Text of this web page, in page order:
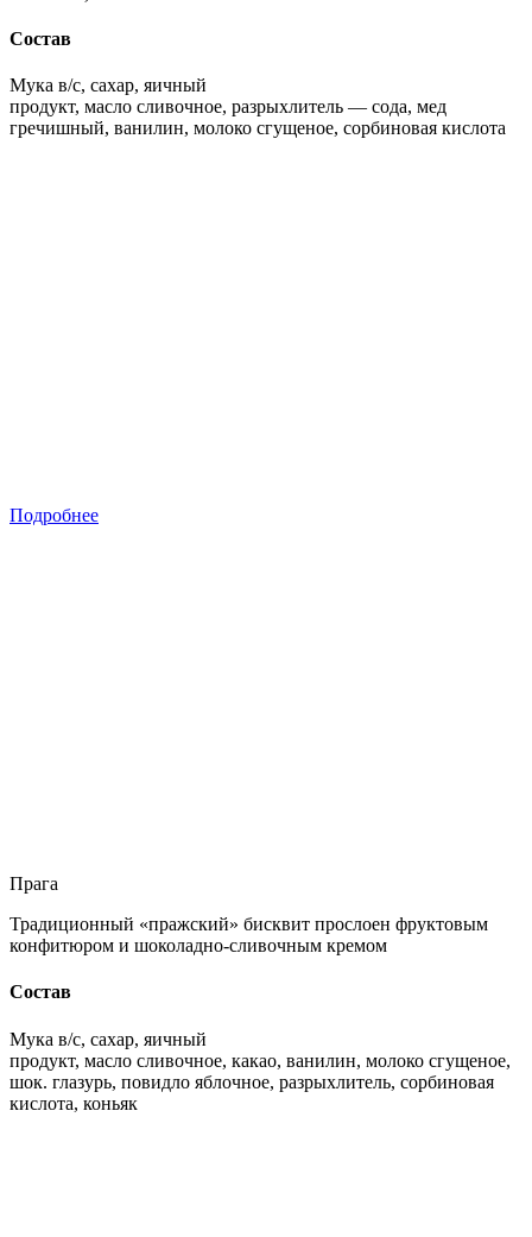
Состав
Мука в/с, сахар, яичный
продукт, масло сливочное, разрыхлитель — сода, мед
гречишный, ванилин, молоко сгущеное, сорбиновая кислота
Подробнее
Прага
Традиционный «пражский» бисквит прослоен фруктовым
конфитюром и шоколадно-сливочным кремом
Состав
Мука в/с, сахар, яичный
продукт, масло сливочное, какао, ванилин, молоко сгущеное,
шок. глазурь, повидло яблочное, разрыхлитель, сорбиновая
кислота, коньяк